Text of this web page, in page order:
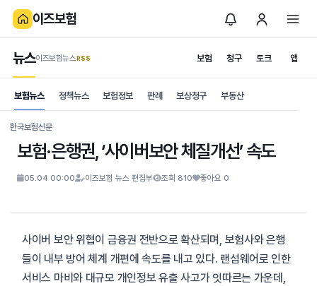
이즈보험
보험 청구
뉴스이즈보험뉴스.RSS 토크 앱
is보험
News
보험뉴스 정책뉴스 보험정보 판례 보상청구 부동산
한국보험신문
보험·은행권, ‘사이버보안 체질개선’ 속도
05.04 00:00 이즈보험 뉴스 편집부 조회 810 좋아요 0
사이버 보안 위협이 금융권 전반으로 확산되며, 보험사와 은행
들이 내부 방어 체계 개편에 속도를 내고 있다. 랜섬웨어로 인한
서비스 마비와 대규모 개인정보 유출 사고가 잇따르는 가운데,